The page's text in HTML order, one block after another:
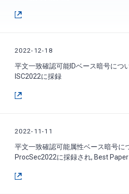
2022-12-18
平文一致確認可能IDベース暗号につ
ISC2022に採録
2022-11-11
平文一致確認可能属性ベース暗号に
ProcSec2022に採録され, Best